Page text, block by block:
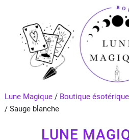
content
Lune Magique/ Boutique
/ Sauge blanche
LUNE